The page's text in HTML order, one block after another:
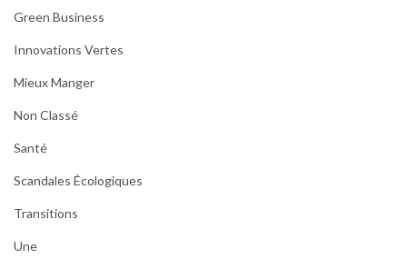
Green Business
Innovations Vertes
Mieux Manger
Non Classé
Santé
Scandales Écologiques
Transitions
Une